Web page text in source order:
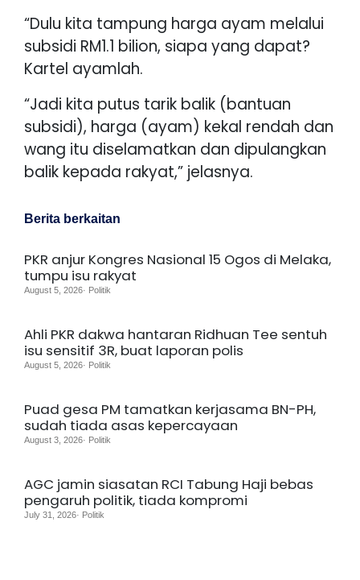
“Dulu kita tampung harga ayam melalui
subsidi RM1.1 bilion, siapa yang dapat?
Kartel ayamlah.
“Jadi kita putus tarik balik (bantuan
subsidi), harga (ayam) kekal rendah dan
wang itu diselamatkan dan dipulangkan
balik kepada rakyat,” jelasnya.
Berita berkaitan
PKR anjur Kongres Nasional 15 Ogos di Melaka,
tumpu isu rakyat
August 5, 2026· Politik
Ahli PKR dakwa hantaran Ridhuan Tee sentuh
isu sensitif 3R, buat laporan polis
August 5, 2026· Politik
Puad gesa PM tamatkan kerjasama BN-PH,
sudah tiada asas kepercayaan
August 3, 2026· Politik
AGC jamin siasatan RCI Tabung Haji bebas
pengaruh politik, tiada kompromi
July 31, 2026· Politik